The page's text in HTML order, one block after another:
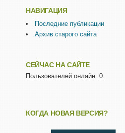
НАВИГАЦИЯ
Последние публикации
Архив старого сайта
СЕЙЧАС НА САЙТЕ
Пользователей онлайн: 0.
КОГДА НОВАЯ ВЕРСИЯ?